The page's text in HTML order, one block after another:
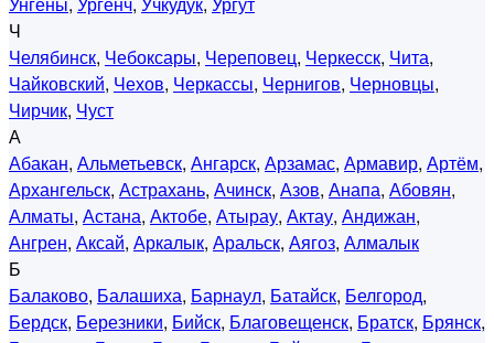
Ч
Челябинск, Чебоксары, Череповец, Черкесск, Чита,
Чайковский, Чехов, Черкассы, Чернигов, Черновцы,
Чирчик, Чуст
А
Абакан, Альметьевск, Ангарск, Арзамас, Армавир, Артём,
Архангельск, Астрахань, Ачинск, Азов, Анапа, Абовян,
Алматы, Астана, Актобе, Атырау, Актау, Андижан,
Ангрен, Аксай, Аркалык, Аральск, Аягоз, Алмалык
Б
Балаково, Балашиха, Барнаул, Батайск, Белгород,
Бердск, Березники, Бийск, Благовещенск, Братск, Брянск,